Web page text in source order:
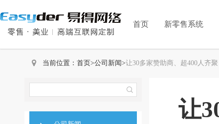
首页 新零售系统
当前位置： 首页>公司新闻>让30多家赞助商、超400人齐
让